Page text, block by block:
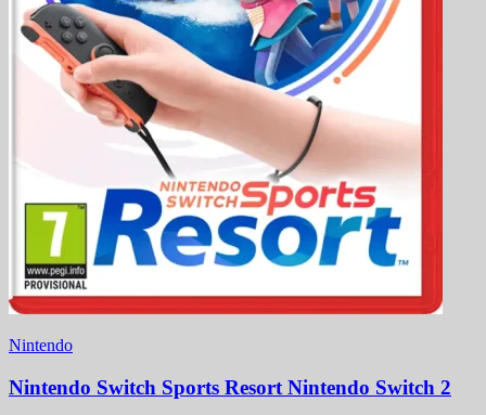
Nintendo
Nintendo Switch Sports Resort Nintendo Switch 2